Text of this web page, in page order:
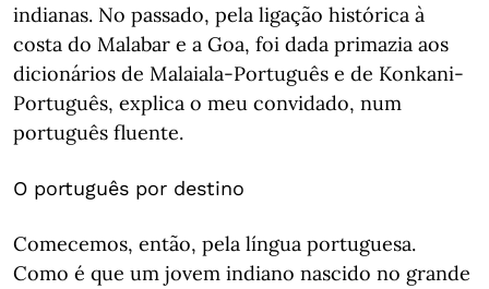
indianas. No passado, pela ligação histórica à
costa do Malabar e a Goa, foi dada primazia aos
dicionários de Malaiala-Português e de Konkani-
Português, explica o meu convidado, num
português fluente.
O português por destino
Comecemos, então, pela língua portuguesa.
Como é que um jovem indiano nascido no grande